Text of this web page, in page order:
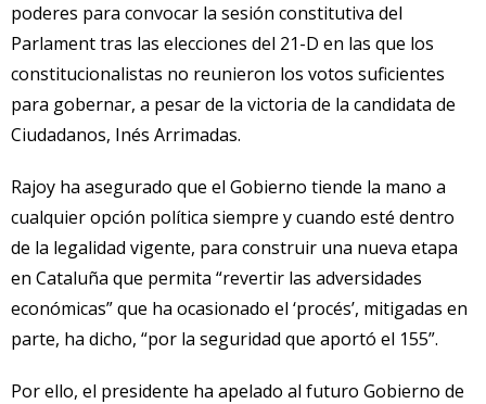
poderes para convocar la sesión constitutiva del
Parlament tras las elecciones del 21-D en las que los
constitucionalistas no reunieron los votos suficientes
para gobernar, a pesar de la victoria de la candidata de
Ciudadanos, Inés Arrimadas.
Rajoy ha asegurado que el Gobierno tiende la mano a
cualquier opción política siempre y cuando esté dentro
de la legalidad vigente, para construir una nueva etapa
en Cataluña que permita “revertir las adversidades
económicas” que ha ocasionado el ‘procés’, mitigadas en
parte, ha dicho, “por la seguridad que aportó el 155”.
Por ello, el presidente ha apelado al futuro Gobierno de